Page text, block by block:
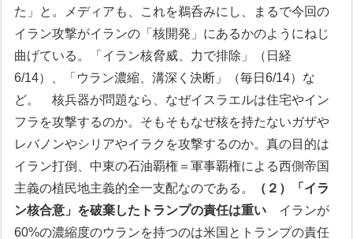
た」と。メディアも、これを鵜呑みにし、まるで今回の
イラン攻撃がイランの「核開発」にあるかのようにねじ
曲げている。「イラン核脅威、力で排除」（日経
6/14）、「ウラン濃縮、溝深く決断」（毎日6/14）な
ど。
核兵器が問題なら、なぜイスラエルは住宅やイン
フラを攻撃するのか。そもそもなぜ核を持たないガザや
レバノンやシリアやイラクを攻撃するのか。真の目的は
イラン打倒、中東の石油覇権＝軍事覇権による西側帝国
主義の植民地主義的全一支配なのである。
（２）「イラ
ン核合意」を破棄したトランプの責任は重い イランが
60%の濃縮度のウランを持つのは米国とトランプの責任